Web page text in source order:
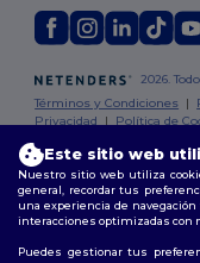
2026.
Términos y Condiciones |
Privacidad | Política de
Madrid| Barcelona |
Palma | Bilbao | Alicante
Este sitio web
Nuestro sitio web utiliza
general, recordar tus
una experiencia de
interacciones optimizadas con
Puedes gestionar tus